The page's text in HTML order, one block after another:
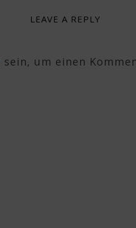
LEAVE A REPLY
sein, um einen